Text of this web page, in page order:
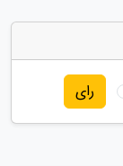
رای